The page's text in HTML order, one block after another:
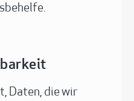
Daten, die wir